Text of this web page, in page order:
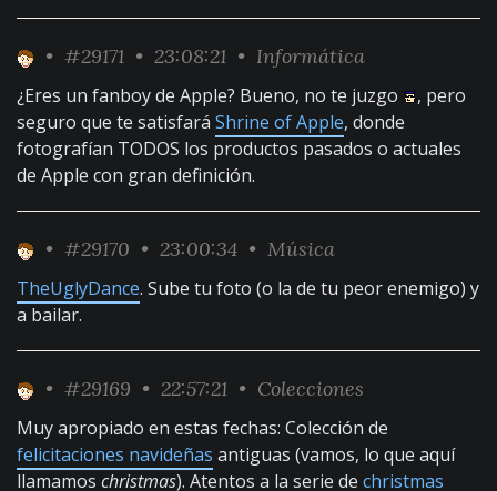
• #29171 • 23:08:21 • Informática
¿Eres un fanboy de Apple? Bueno, no te juzgo
, pero
seguro que te satisfará Shrine of Apple, donde
fotografían TODOS los productos pasados o actuales
de Apple con gran definición.
• #29170 • 23:00:34 • Música
TheUglyDance. Sube tu foto (o la de tu peor enemigo) y
a bailar.
• #29169 • 22:57:21 • Colecciones
Muy apropiado en estas fechas: Colección de
felicitaciones navideñas antiguas (vamos, lo que aquí
llamamos christmas). Atentos a la serie de christmas